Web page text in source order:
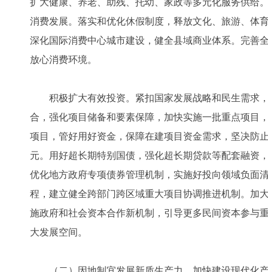
扩大健康、养老、助残、托幼、家政等多元化服务供给
消费发展。落实和优化休假制度，释放文化、旅游、体
深化国际消费中心城市建设，健全县域商业体系。完善
放心消费环境。
积极扩大有效投资。紧扣国家发展战略和民生需求
合，强化项目储备和要素保障，加快实施一批重点项目
项目，管好用好资金，保障在建项目资金需求，坚决防
元。用好超长期特别国债，强化超长期贷款等配套融资
优化地方政府专项债券管理机制，实施好投向领域负面
程，建立健全跨部门跨区域重大项目协调推进机制。加
施政府和社会资本合作新机制，引导更多民间资本参与
大发展空间。